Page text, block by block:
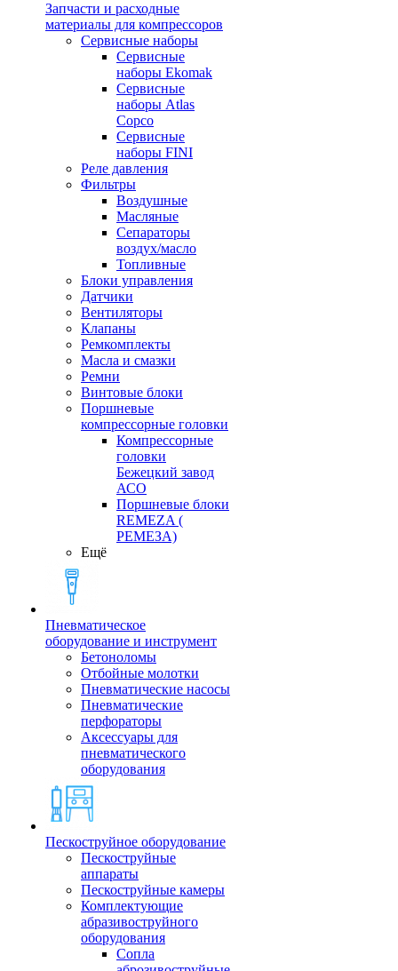
Запчасти и расходные
материалы для компрессоров
Cервисные наборы
Сервисные
наборы Ekomak
Cервисные
наборы Atlas
Copco
Сервисные
наборы FINI
Реле давления
Фильтры
Воздушные
Масляные
Сепараторы
воздух/масло
Топливные
Блоки управления
Датчики
Вентиляторы
Клапаны
Ремкомплекты
Масла и смазки
Ремни
Винтовые блоки
Поршневые
компрессорные головки
Компрессорные
головки
Бежецкий завод
АСО
Поршневые блоки
REMEZA (
РЕМЕЗА)
Ещё
Пневматическое
оборудование и инструмент
Бетоноломы
Отбойные молотки
Пневматические насосы
Пневматические
перфораторы
Аксессуары для
пневматического
оборудования
Пескоструйное оборудование
Пескоструйные
аппараты
Пескоструйные камеры
Комплектующие
абразивоструйного
оборудования
Сопла